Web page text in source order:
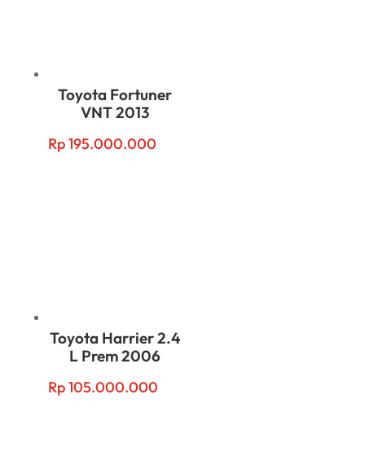
Toyota Fortuner
VNT 2013
Rp195.000.000
Toyota Harrier 2.4
L Prem 2006
Rp105.000.000